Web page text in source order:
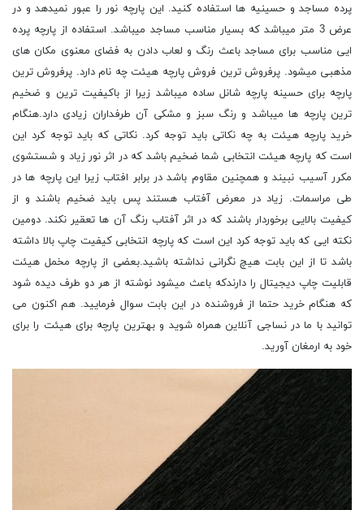
پرده مساجد و حسینیه ها استفاده کنید. این پارچه نور را عبور نمیدهد و در
عرض 3 متر میباشد که بسیار مناسب مساجد میباشد. استفاده از پارچه پرده
ایی مناسب برای مساجد باعث رنگ و لعاب دادن به فضای معنوی مکان های
مذهبی میشود. پرفروش ترین فروش پارچه هیئت چه نام دارد. پرفروش ترین
پارچه برای حسینه پارچه شانل ساده میباشد زیرا از باکیفیت ترین و ضخیم
ترین پارچه ها میباشد و رنگ سبز و مشکی آن طرفداران زیادی دارد.هنگام
خرید پارچه هیئت به چه نکاتی باید توجه کرد. نکاتی که باید توجه کرد این
است که پارچه هیئت انتخابی شما ضخیم باشد که در اثر نور زیاد و شستشوی
مکرر آسیب نبیند و همچنین مقاوم باشد در برابر افتاب زیرا این پارچه ها در
طی مراسمات. زیاد در معرض آفتاب هستند پس باید ضخیم باشند و از
کیفیت بالایی برخوردار باشند که در اثر آفتاب رنگ آن ها تعقیر نکند. دومین
نکته ایی که باید توجه کرد این است که پارچه انتخابی کیفیت چاپ بالا داشته
باشد تا از این بابت هیچ نگرانی نداشته باشید.بعضی از پارچه مخمل هیئت
قابلیت چاپ دیجیتال را دارندکه باعث میشود نوشته از هر دو طرف دیده شود
که هنگام خرید حتما از فروشنده در این بابت سوال فرمایید. هم اکنون می
توانید با ما در نساجی آنلاین همراه شوید و بهترین پارچه برای هیئت را برای
خود به ارمغان آورید.